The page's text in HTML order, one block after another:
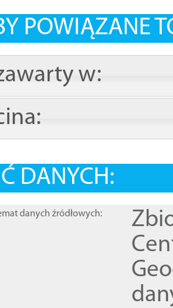
POWIĄZANE
w:
DANYCH:
danych źródłowych: